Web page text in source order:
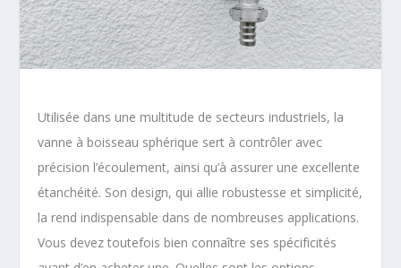
Utilisée dans une multitude de secteurs industriels, la
vanne à boisseau sphérique sert à contrôler avec
précision l’écoulement, ainsi qu’à assurer une excellente
étanchéité. Son design, qui allie robustesse et simplicité,
la rend indispensable dans de nombreuses applications.
Vous devez toutefois bien connaître ses spécificités